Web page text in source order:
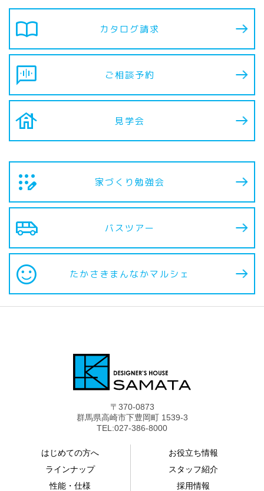
import_contacts カタログ請求
voice_chat ご相談予約
house 見学会
app_registration 家づくり勉強会
airport_shuttle バスツアー
sentiment_satisfied たかさきまんなかマルシェ
〒370-0873
群馬県高崎市下豊岡町 1539-3
TEL:027-386-8000
はじめての方へ
ラインナップ
性能・仕様
お役立ち情報
スタッフ紹介
採用情報